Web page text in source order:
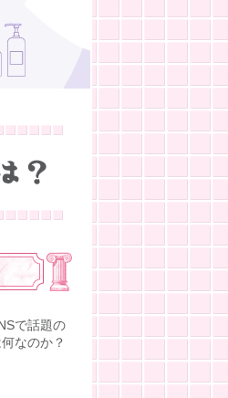
で話題の
なのか？